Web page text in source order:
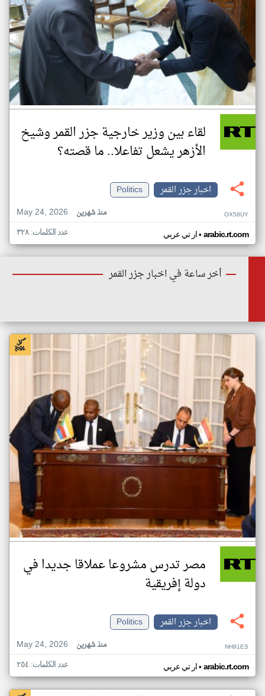
لقاء بين وزير خارجية جزر القمر وشيخ
الأزهر يشعل تفاعلا.. ما قصته؟
اخبار جزر القمر
Politics
May 24, 2026
منذ شهرين OX58UY
ار تي عربي• arabic.rt.com عدد الكلمات: ٣٢٨
أخر ساعة في اخبار جزر القمر
مصر تدرس مشروعا عملاقا جديدا في
دولة إفريقية
اخبار جزر القمر
Politics
May 24, 2026
منذ شهرين NH91ES
ار تي عربي• arabic.rt.com عدد الكلمات: ٢٥٤